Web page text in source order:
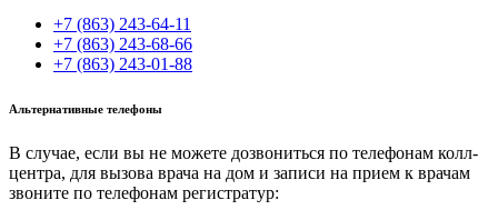
+7 (863) 243-64-11
+7 (863) 243-68-66
+7 (863) 243-01-88
Альтернативные телефоны
В случае, если вы не можете дозвониться по телефонам колл-
центра, для вызова врача на дом и записи на прием к врачам
звоните по телефонам регистратур: